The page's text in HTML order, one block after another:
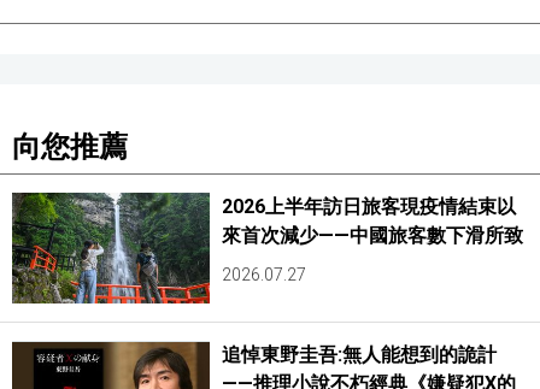
向您推薦
2026上半年訪日旅客現疫情結束以
來首次減少——中國旅客數下滑所致
2026.07.27
追悼東野圭吾:無人能想到的詭計
——推理小說不朽經典《嫌疑犯X的